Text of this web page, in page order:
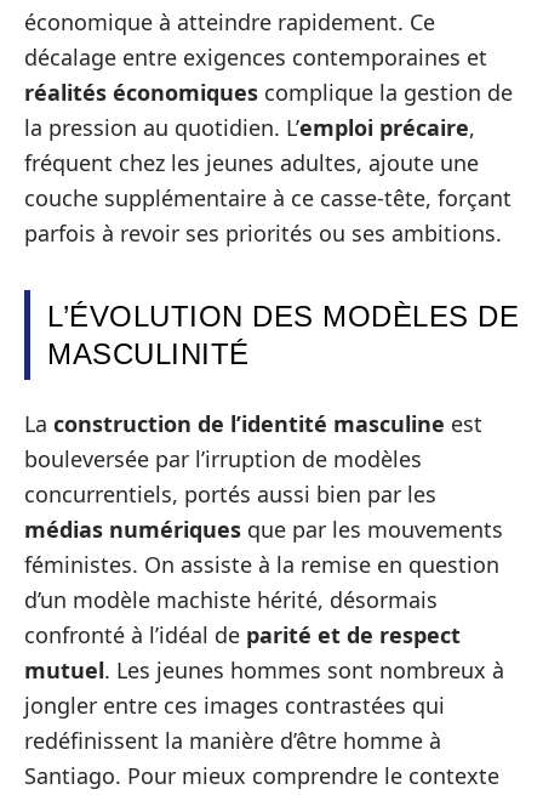
économique à atteindre rapidement. Ce
décalage entre exigences contemporaines et
réalités économiques complique la gestion de
la pression au quotidien. L’emploi précaire,
fréquent chez les jeunes adultes, ajoute une
couche supplémentaire à ce casse-tête, forçant
parfois à revoir ses priorités ou ses ambitions.
L’ÉVOLUTION DES MODÈLES DE
MASCULINITÉ
La construction de l’identité masculine est
bouleversée par l’irruption de modèles
concurrentiels, portés aussi bien par les
médias numériques que par les mouvements
féministes. On assiste à la remise en question
d’un modèle machiste hérité, désormais
confronté à l’idéal de parité et de respect
mutuel. Les jeunes hommes sont nombreux à
jongler entre ces images contrastées qui
redéfinissent la manière d’être homme à
Santiago. Pour mieux comprendre le contexte